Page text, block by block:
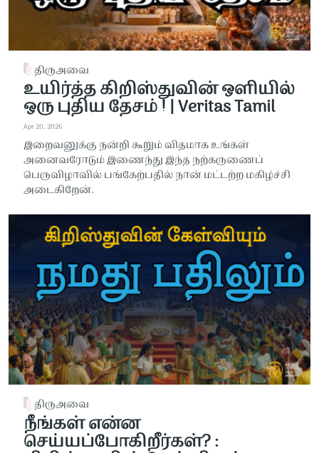
திருஅவை
உயிர்த்த கிறிஸ்துவின் ஒளியில்
ஒரு புதிய தேசம் ! | Veritas Tamil
Apr 20, 2026
இறைவனுக்கு நன்றி கூறும் விதமாக உங்கள்
அனைவரோடும் இணைந்து இந்த நற்கருணைப்
பெருவிழாவில் பங்கேற்பதில் நான் மட்டற்ற மகிழ்ச்சி
அடைகிறேன்.
திருஅவை
நீங்கள் என்ன
செய்யப்போகிறீர்கள்? :